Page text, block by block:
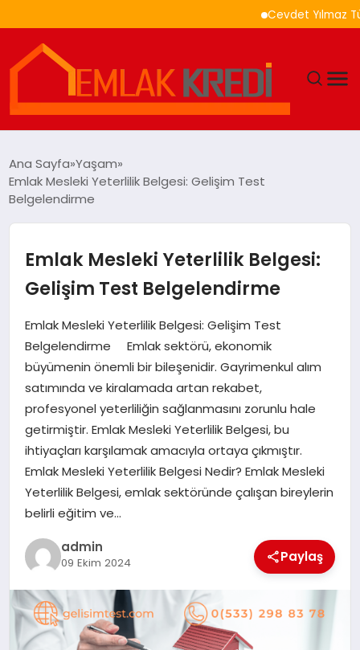
Cevdet Yılmaz
EKONOMI
MAGAZIN
SAĞLIK
SIYASET
SPOR
TEKNOLOJI
Ana Sayfa Yaşam
Emlak Mesleki Yeterlilik Belgesi: Gelişim Test
Belgelendirme
Emlak Mesleki Yeterlilik Belgesi:
Gelişim Test Belgelendirme
Emlak Mesleki Yeterlilik Belgesi: Gelişim Test
Belgelendirme Emlak sektörü, ekonomik
büyümenin önemli bir bileşenidir. Gayrimenkul alım
satımında ve kiralamada artan rekabet,
profesyonel yeterliliğin sağlanmasını zorunlu hale
getirmiştir. Emlak Mesleki Yeterlilik Belgesi, bu
ihtiyaçları karşılamak amacıyla ortaya çıkmıştır.
Emlak Mesleki Yeterlilik Belgesi Nedir? Emlak Mesleki
Yeterlilik Belgesi, emlak sektöründe çalışan bireylerin
belirli eğitim ve…
admin
09 Ekim 2024 Paylaş